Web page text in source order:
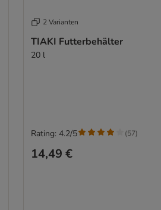
2 Varianten
TIAKI Futterbehälter
20 l
14,49 €
Rating: 4.2/5 (57)